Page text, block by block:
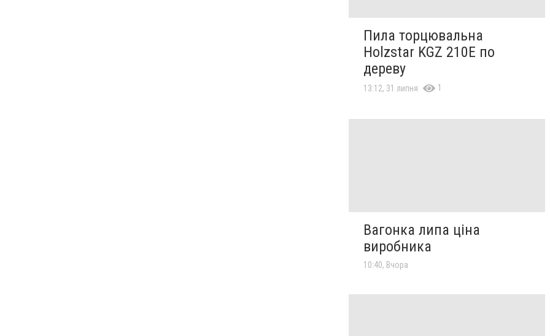
Пила торцювальна
Holzstar KGZ 210E по
дереву
13:12, 31 липня 1
Вагонка липа ціна
виробника
10:40, Вчора